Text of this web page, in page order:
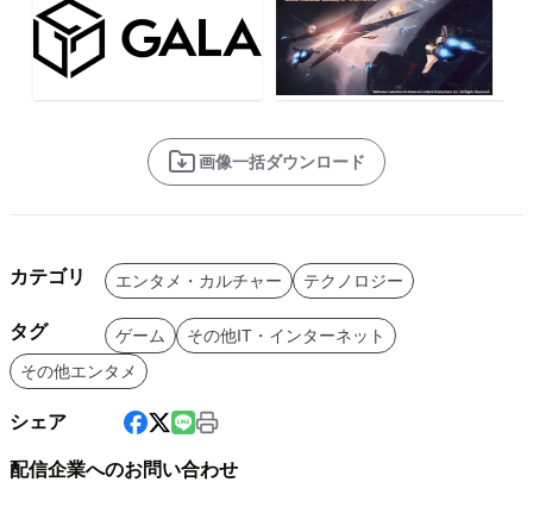
画像一括ダウンロード
カテゴリ エンタメ・カルチャー テクノロジー
タグ ゲーム
その他IT・インターネット
その他エンタメ
シェア
配信企業へのお問い合わせ